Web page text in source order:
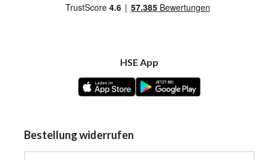
HSE App
Bestellung widerrufen